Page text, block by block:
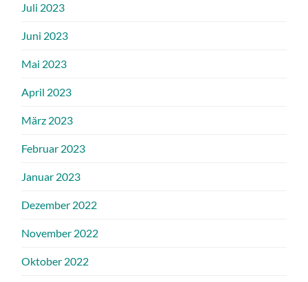
Juli 2023
Juni 2023
Mai 2023
April 2023
März 2023
Februar 2023
Januar 2023
Dezember 2022
November 2022
Oktober 2022